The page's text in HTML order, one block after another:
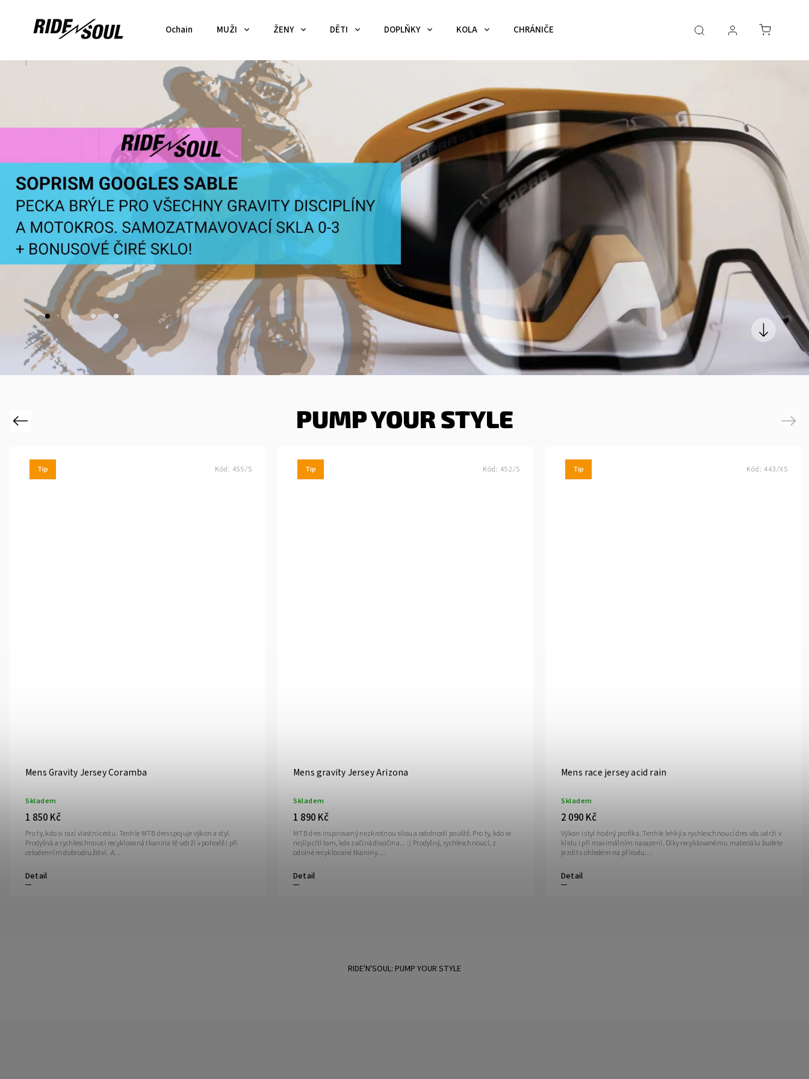
Ochain MUŽI ŽENY DĚTI DOPLŇKY KOLA CHRÁNIČE
PUMP YOUR STYLE
Previous
Tip
Mens Gravity Jersey Coramba
Skladem
1 850 Kč
Detail
Pro ty, kdo si razí vlastní cestu. Tenhle MTB dres spojuje výkon a styl.
Prodyšná a rychleschnoucí recyklovaná tkanina tě udrží v pohodě i při
celodenním dobrodružství. A...
Kód: 455/S Tip
Mens gravity Jersey Arizona
Skladem
1 890 Kč
Detail
MTB dres inspirovaný nezkrotnou silou a odolností pouště. Pro ty, kdo se
nejlíp cítí tam, kde začíná divočina... :) Prodyšný, rychleschnoucí, z
odolné recyklované tkaniny....
Kód: 452/S Tip
Mens race jersey acid rain
Skladem
2 090 Kč
Detail
Výkon i styl hodný profíka. Tenhle lehký a rychleschnoucí dres vás udrží v
klidu i při maximálním nasazení. Díky recyklovanému materiálu budete
jezdit s ohledem na přírodu....
Kód: 443/XS
Next
RIDE'N'SOUL: PUMP YOUR STYLE